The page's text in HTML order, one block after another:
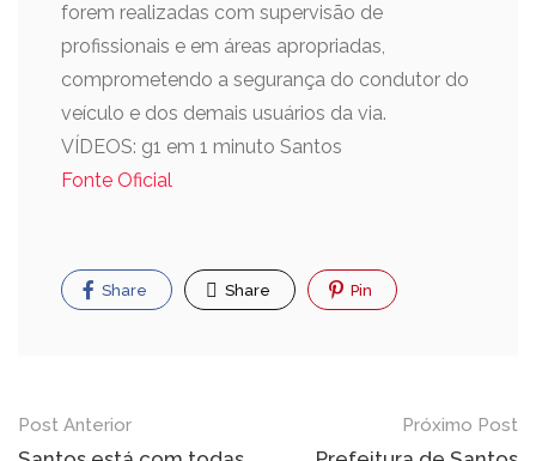
forem realizadas com supervisão de
profissionais e em áreas apropriadas,
comprometendo a segurança do condutor do
veículo e dos demais usuários da via.
VÍDEOS: g1 em 1 minuto Santos
Fonte Oficial
Share Share Pin
Post Anterior Próximo Post